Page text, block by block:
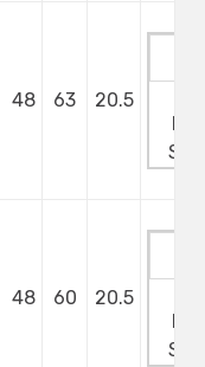
48 63 20.5
48 60 20.5